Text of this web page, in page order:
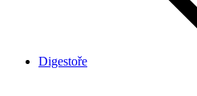
Digestoře